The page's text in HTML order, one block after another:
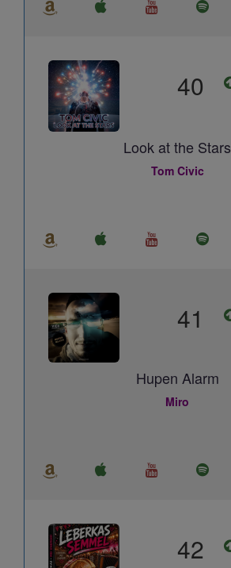
40
Look at the Stars
Tom Civic
41
Hupen Alarm
Miro
42